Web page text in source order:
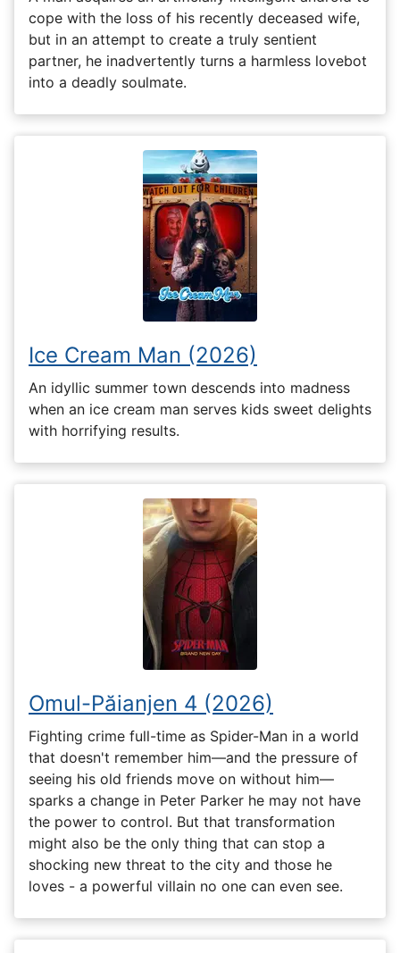
cope with the loss of his recently deceased wife,
but in an attempt to create a truly sentient
partner, he inadvertently turns a harmless lovebot
into a deadly soulmate.
Ice Cream Man (2026)
An idyllic summer town descends into madness
when an ice cream man serves kids sweet delights
with horrifying results.
Omul-Păianjen 4 (2026)
Fighting crime full-time as Spider-Man in a world
that doesn't remember him—and the pressure of
seeing his old friends move on without him—
sparks a change in Peter Parker he may not have
the power to control. But that transformation
might also be the only thing that can stop a
shocking new threat to the city and those he
loves - a powerful villain no one can even see.